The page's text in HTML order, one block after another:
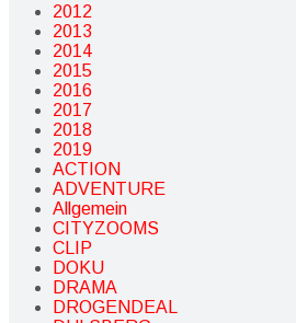
2012
2013
2014
2015
2016
2017
2018
2019
ACTION
ADVENTURE
Allgemein
CITYZOOMS
CLIP
DOKU
DRAMA
DROGENDEAL